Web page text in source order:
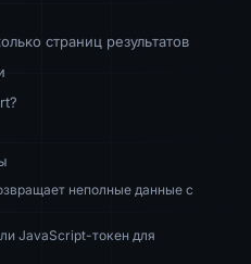
страниц результатов
неполные данные с
JavaScript-токен для